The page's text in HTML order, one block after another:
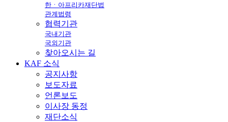
한ㆍ아프리카재단법
관계법령
협력기관
국내기관
국외기관
찾아오시는 길
KAF 소식
공지사항
보도자료
언론보도
이사장 동정
재단소식